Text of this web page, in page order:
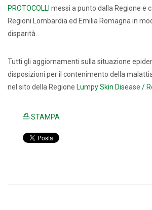
PROTOCOLLI messi a punto dalla Regione e
Regioni Lombardia ed Emilia Romagna in
disparità.
Tutti gli aggiornamenti sulla situazione
disposizioni per il contenimento della
nel sito della Regione Lumpy Skin Disease /
STAMPA